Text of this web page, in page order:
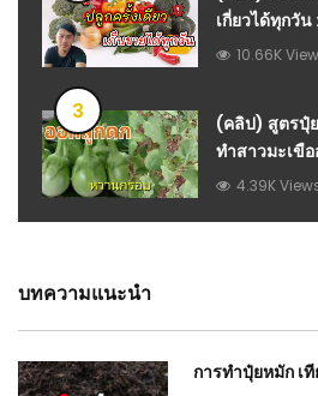
เกี่ยวได้ทุกวัน
10.66K
3
(คลิป) สูตรปุ๋
ทำสาวมะเขื
รสชาติหวาน
4.39K
บทความแนะนำ
การทำปุ๋ยหมัก เ